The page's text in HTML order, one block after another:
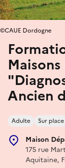
Maisons
Ancien
Adulte Sur place
Maison
175 rue
Aquitaine,
©CAUE Dordogne